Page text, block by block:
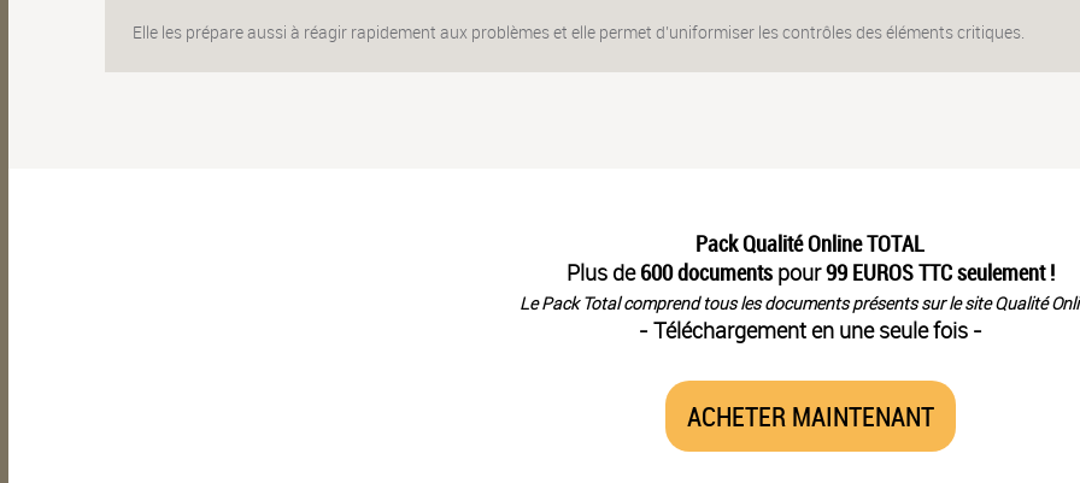
Elle les prépare aussi à réagir rapidement aux problèmes et elle permet d’uniformiser les contrôles des éléments critiques.
Pack Qualité Online TOTAL
Plus de600 documentspour99 EUROS TTC seulement !
Le Pack Total comprend tous les documents présents sur le site Qualité
- Téléchargement en une seule fois -
ACHETER MAINTENANT